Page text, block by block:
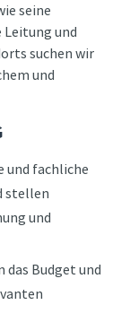
seine
und
suchen wir
und
und fachliche
stellen
und
das Budget und